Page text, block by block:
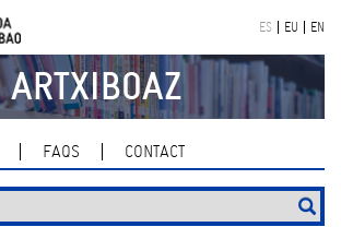
ES EU EN
ARTXIBOAZ
FAQS CONTACT